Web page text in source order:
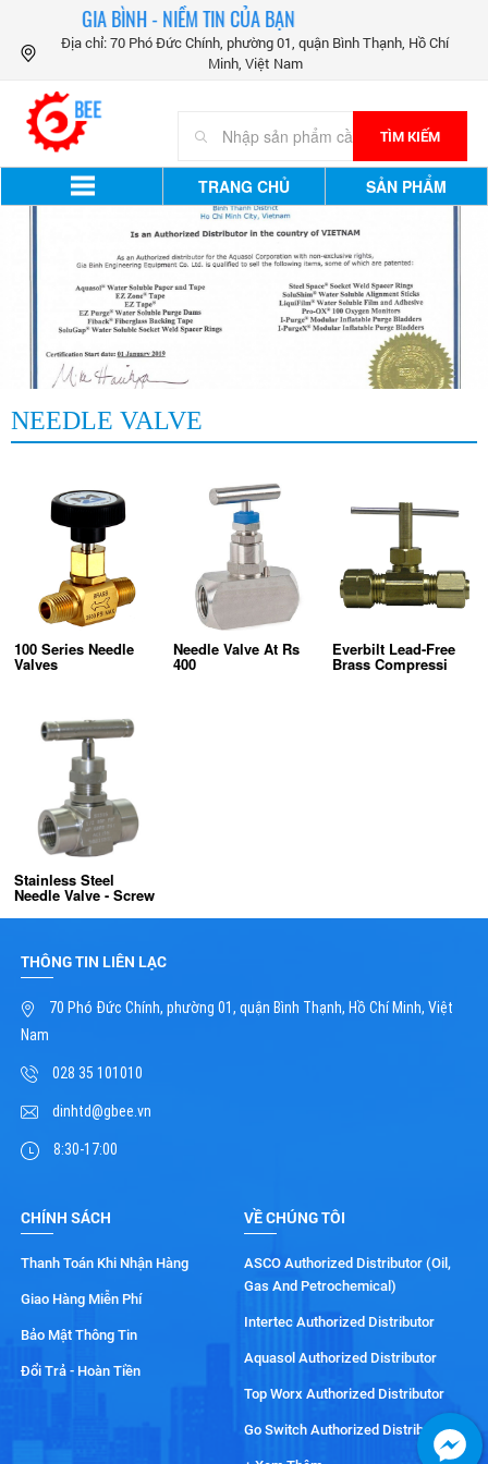
GIA BÌNH - NIỀM TIN CỦA BẠN
Địa chỉ: 70 Phó Đức Chính, phường 01, quận Bình Thạnh, Hồ Chí
Minh, Việt Nam
TÌM KIẾM
TRANG CHỦ SẢN PHẨM
NEEDLE VALVE
100 Series Needle
Valves
Needle Valve At Rs
400
Everbilt Lead-Free
Brass Compressi
Stainless Steel
Needle Valve - Screw
THÔNG TIN LIÊN LẠC
70 Phó Đức Chính, phường 01, quận Bình Thạnh, Hồ Chí Minh, Việt
Nam
028 35 101010
dinhtd@gbee.vn
8:30-17:00
CHÍNH SÁCH
Thanh Toán Khi Nhận Hàng
Giao Hàng Miễn Phí
Bảo Mật Thông Tin
Đổi Trả - Hoàn Tiền
VỀ CHÚNG TÔI
ASCO Authorized Distributor (Oil,
Gas And Petrochemical)
Intertec Authorized Distributor
Aquasol Authorized Distributor
Top Worx Authorized Distributor
Go Switch Authorized Distributor